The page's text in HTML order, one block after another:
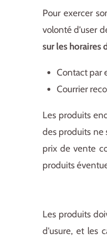
Pour exercer
volonté d’user
sur les horaires
Contact par
Courrier
Les produits
des produits ne
prix de vente
produits
Les produits
d'usure, et les